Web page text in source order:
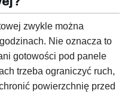
zwykle można
Nie oznacza to
gotowości pod panele
trzeba ograniczyć ruch,
powierzchnię przed